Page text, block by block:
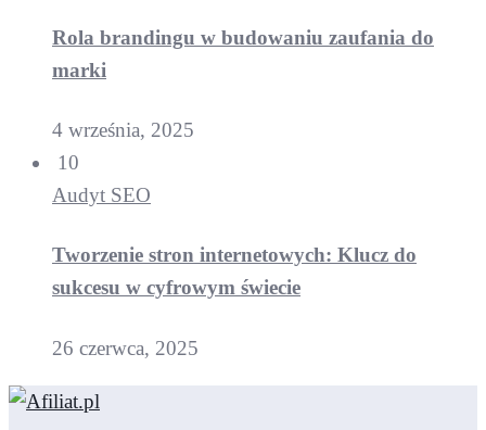
Rola brandingu w budowaniu zaufania do
marki
4 września, 2025
10
Audyt SEO
Tworzenie stron internetowych: Klucz do
sukcesu w cyfrowym świecie
26 czerwca, 2025